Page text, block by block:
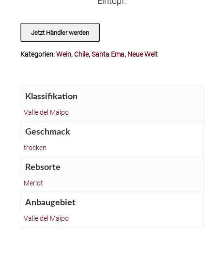
Jetzt Händler werden
Kategorien:Wein,Chile,Santa Ema, Neue Welt
Klassifikation
Valle del Maipo
Geschmack
trocken
Rebsorte
Merlot
Anbaugebiet
Valle del Maipo